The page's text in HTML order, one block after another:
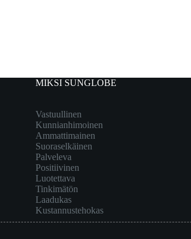
MIKSI SUNGLOBE
Vastuullinen
Kunnianhimoinen
Ammattimainen
Suoraselkäinen
Palveleva
Positiivinen
Luotettava
Tinkimätön
Laadukas
Kustannustehokas